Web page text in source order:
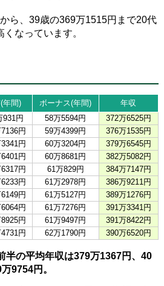
ら、39歳の369万1515円まで20代
なっています。
年間) ボーナス(年間)
年収
931円 58万5594円
372万6525円
円 59万4399円
376万1535円
円 60万3204円
379万6545円
円 60万8681円
382万5082円
円 61万829円
384万7147円
円 61万2978円
386万9211円
円 61万5127円
389万1276円
円 61万7276円
391万3341円
円 61万9497円
391万8422円
円 62万1790円 390万6520円
半の平均年収は379万1367円、40
9754円。